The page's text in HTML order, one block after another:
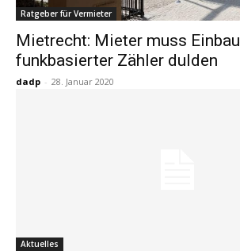
Ratgeber für Vermieter
Mietrecht: Mieter muss Einbau
funkbasierter Zähler dulden
dadp - 28. Januar 2020
Aktuelles